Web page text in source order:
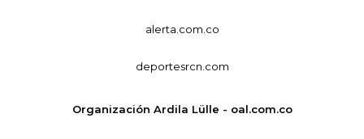
alerta.com.co
deportesrcn.com
Organización Ardila Lülle - oal.com.co